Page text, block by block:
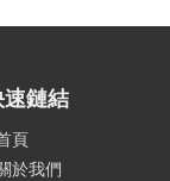
速鏈結
頁
於我們